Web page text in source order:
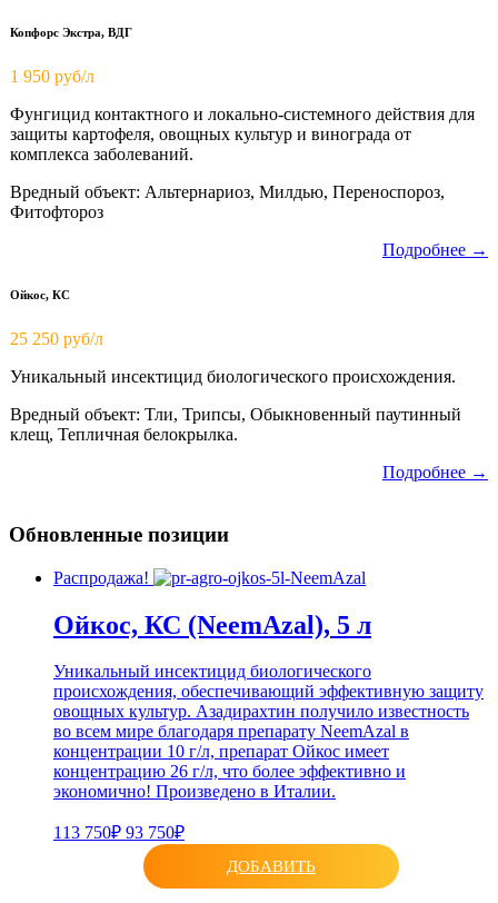
Копфорс Экстра, ВДГ
1 950 руб/л
Фунгицид контактного и локально-системного действия для
защиты картофеля, овощных культур и винограда от
комплекса заболеваний.
Вредный объект: Альтернариоз, Милдью, Переноспороз,
Фитофтороз
Подробнее →
Ойкос, КС
25 250 руб/л
Уникальный инсектицид биологического происхождения.
Вредный объект: Тли, Трипсы, Обыкновенный паутинный
клещ, Тепличная белокрылка.
Подробнее →
Обновленные позиции
Распродажа!
Ойкос, КС (NeemAzal), 5 л
Уникальный инсектицид биологического
происхождения, обеспечивающий эффективную защиту
овощных культур. Азадирахтин получило известность
во всем мире благодаря препарату NeemAzal в
концентрации 10 г/л, препарат Ойкос имеет
концентрацию 26 г/л, что более эффективно и
экономично! Произведено в Италии.
113 750₽ 93 750₽
ДОБАВИТЬ